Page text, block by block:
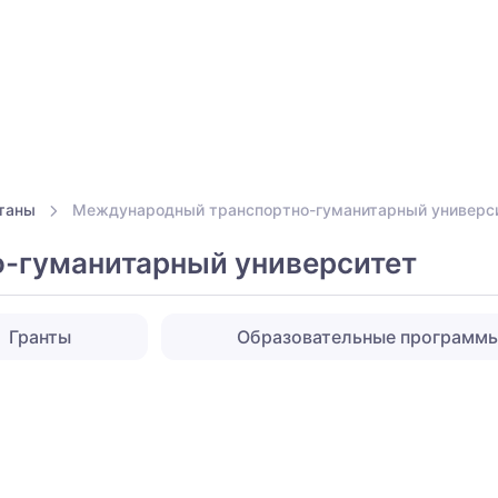
Международный транспортно-гуманитарный
университет
Гранты Образовательные